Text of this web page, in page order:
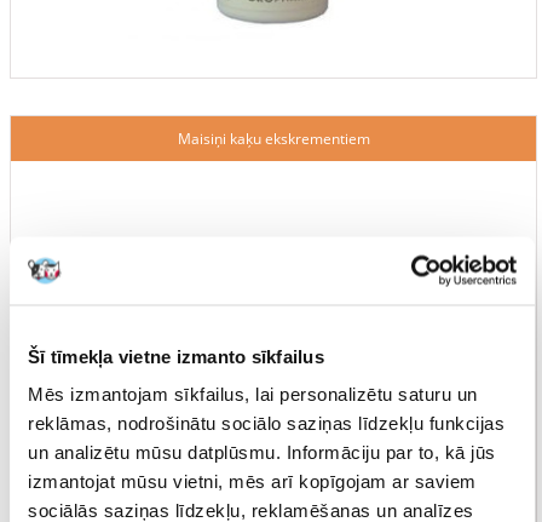
Šī tīmekļa vietne izmanto sīkfailus
Mēs izmantojam sīkfailus, lai personalizētu saturu un
reklāmas, nodrošinātu sociālo saziņas līdzekļu funkcijas
un analizētu mūsu datplūsmu. Informāciju par to, kā jūs
izmantojat mūsu vietni, mēs arī kopīgojam ar saviem
sociālās saziņas līdzekļu, reklamēšanas un analīzes
Maisiņi kaķu ekskrementiem